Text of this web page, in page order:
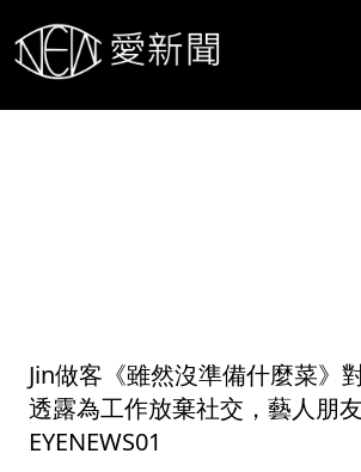
Jin做客《雖然沒準備什麼菜》
透露為工作放棄社交，藝人朋
EYENEWS01